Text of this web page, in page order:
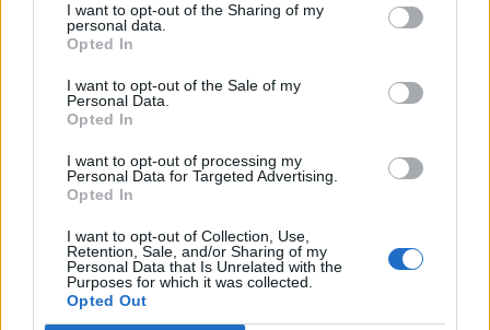
I want to opt-out of the Sharing of my
personal data.
Opted In
I want to opt-out of the Sale of my
Personal Data.
Opted In
I want to opt-out of processing my
Personal Data for Targeted Advertising.
Opted In
I want to opt-out of Collection, Use,
Retention, Sale, and/or Sharing of my
Personal Data that Is Unrelated with the
Purposes for which it was collected.
Opted Out